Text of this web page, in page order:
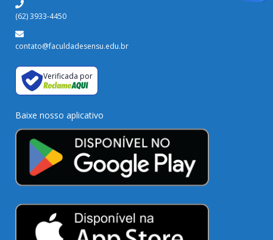
(62) 3933-4450
contato@faculdadesensu.edu.br
Verificada por
Baixe nosso aplicativo